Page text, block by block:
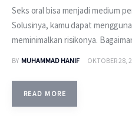
Untuk Anda
Berita
Layanan
Seks oral bisa menjadi medium
Solusinya, kamu dapat
meminimalkan risikonya.
BY MUHAMMAD HANIF OKTOBER 28,
READ MORE